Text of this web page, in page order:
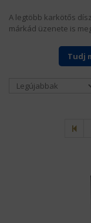
MAGUNKRÓL
REFERENCIÁNK
A legtöbb karkötős
márkád üzenete is
Tudj